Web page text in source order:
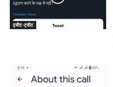
ट्वीट-ट्वीट